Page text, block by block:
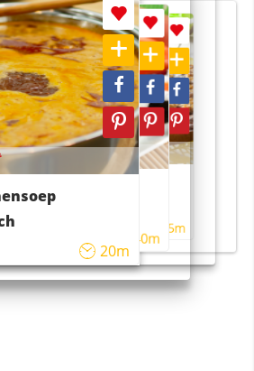
45m
20m
rijstsalade
40m
RECEPT
4 55m